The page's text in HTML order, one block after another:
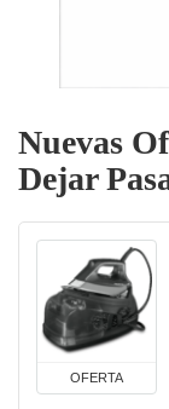
Nuevas
Dejar
OFERTA